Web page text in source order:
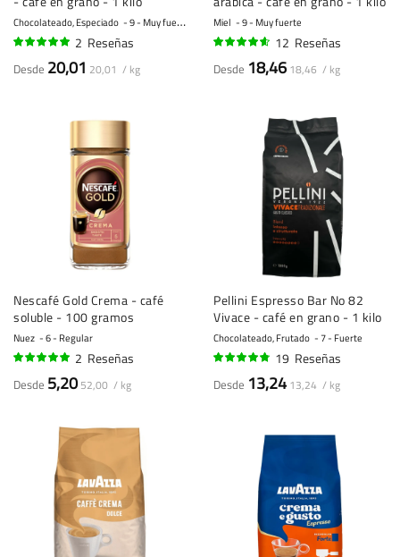
Chocolateado, Especiado 9 - Muy fuerte
2 Reseñas
Desde 20,01 20,01 / kg
Miel 9 - Muy fuerte
12 Reseñas
Desde 18,46 18,46 / kg
Nescafé Gold Crema - café
soluble - 100 gramos
Nuez 6 - Regular
2 Reseñas
Desde 5,20 52,00 / kg
Pellini Espresso Bar No 82
Vivace - café en grano - 1 kilo
Chocolateado, Frutado 7 - Fuerte
19 Reseñas
Desde 13,24 13,24 / kg